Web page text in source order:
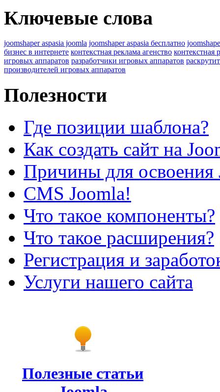
Ключевые слова
joomshaper aspasia joomla joomshaper aspasia бесплатно
бизнес в интернете контекстная реклама агенство контекстная
игровых аппаратов разработчики игровых аппаратов
производителей игровых аппаратов
Полезности
Где позиции шаблона?
Как создать сайт на
Причины для освоения
CMS Joomla!
Что такое компоненты?
Что такое расширения?
Регистрация и
Услуги нашего сайта
Полезные статьи